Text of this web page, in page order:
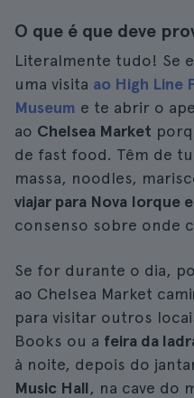
O que é que deve
Literalmente tudo! Se
uma visita ao High Line
Museum e te abrir o
ao Chelsea Market
de fast food. Têm de
massa, noodles,
viajar para Nova Iorque
consenso sobre onde
Se for durante o dia,
ao Chelsea Market
para visitar outros
Books ou a feira da
à noite, depois do
Music Hall, na cave do